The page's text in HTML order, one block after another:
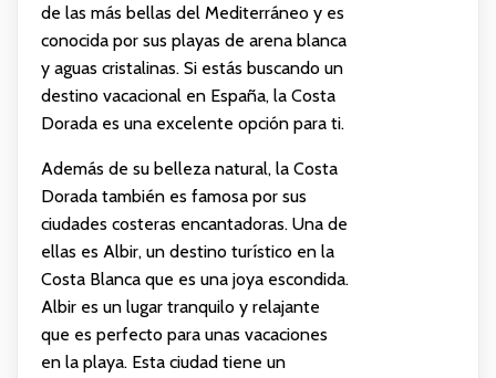
de las más bellas del Mediterráneo y es
conocida por sus playas de arena blanca
y aguas cristalinas. Si estás buscando un
destino vacacional en España, la Costa
Dorada es una excelente opción para ti.
Además de su belleza natural, la Costa
Dorada también es famosa por sus
ciudades costeras encantadoras. Una de
ellas es Albir, un destino turístico en la
Costa Blanca que es una joya escondida.
Albir es un lugar tranquilo y relajante
que es perfecto para unas vacaciones
en la playa. Esta ciudad tiene un